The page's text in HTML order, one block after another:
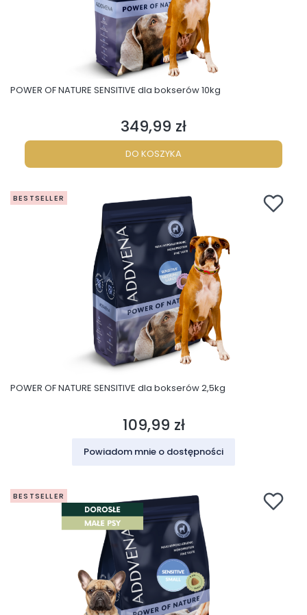
POWER OF NATURE SENSITIVE dla bokserów 10kg
Cena
349,99 zł
DO KOSZYKA
BESTSELLER
POWER OF NATURE SENSITIVE dla bokserów 2,5kg
Cena
109,99 zł
Powiadom mnie o dostępności
BESTSELLER